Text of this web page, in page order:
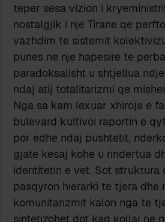
teper sesa vizion i
nostalgjik i nje Tirane qe
vazhdim te sistemit
punes ne nje hapesire te
paradoksalisht u shtjellua
ndaj atij totalitarizmi qe
Nga sa kam lexuar xhiroja e
bulevard kultivoi raportin e
por edhe ndaj pushtetit,
gjate kesaj kohe u rindertua
identitetin e vet. Sot struktura
pasqyron hierarki te tjera dhe
komunitarizmit kalon nga te
sintetizohet dot kaq kollaj ne